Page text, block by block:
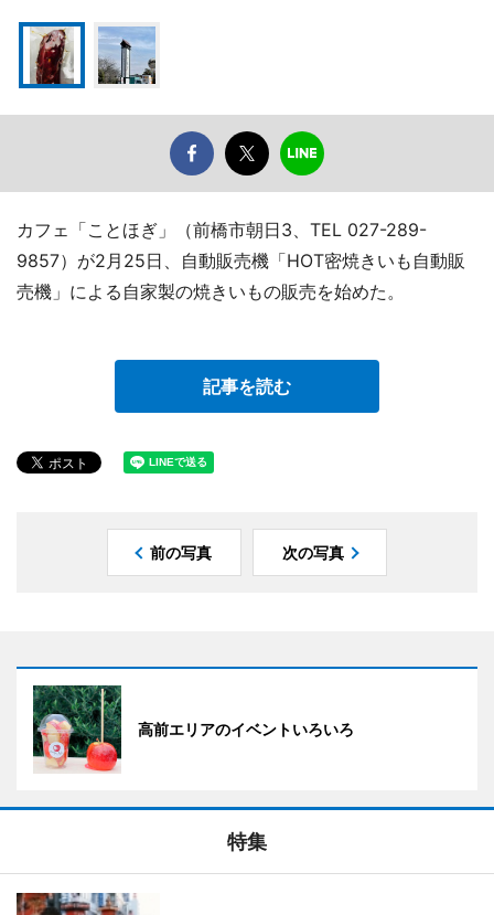
カフェ「ことほぎ」（前橋市朝日3、TEL 027-289-
9857）が2月25日、自動販売機「HOT密焼きいも自動販
売機」による自家製の焼きいもの販売を始めた。
記事を読む
前の写真 次の写真
高前エリアのイベントいろいろ
特集